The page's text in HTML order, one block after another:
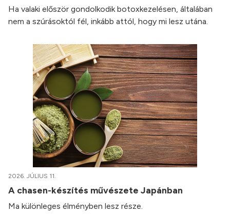
Ha valaki először gondolkodik botoxkezelésen, általában
nem a szúrásoktól fél, inkább attól, hogy mi lesz utána.
2026. JÚLIUS 11.
A chasen-készítés művészete Japánban
Ma különleges élményben lesz része.